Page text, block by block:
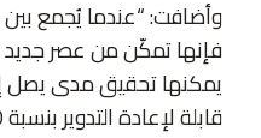
فإنها تمكّن من عصر جديد
يمكنها تحقيق مدى يصل
قابلة لإعادة التدوير بنسبة 100 بالمئة”.